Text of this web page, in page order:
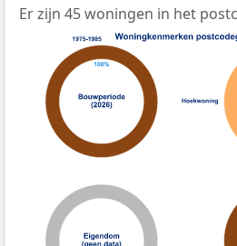
Er zijn 45 woningen in het